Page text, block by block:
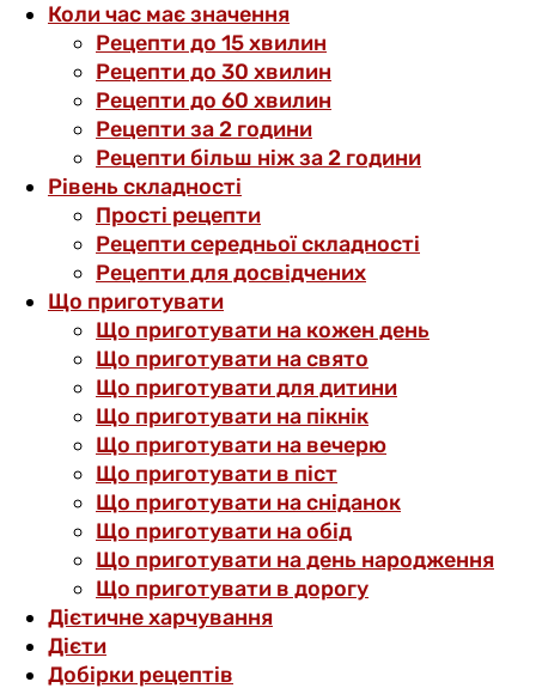
Коли час має значення
Рецепти до 15 хвилин
Рецепти до 30 хвилин
Рецепти до 60 хвилин
Рецепти за 2 години
Рецепти більш ніж за 2 години
Рівень складності
Прості рецепти
Рецепти середньої складності
Рецепти для досвідчених
Що приготувати
Що приготувати на кожен день
Що приготувати на свято
Що приготувати для дитини
Що приготувати на пікнік
Що приготувати на вечерю
Що приготувати в піст
Що приготувати на сніданок
Що приготувати на обід
Що приготувати на день народження
Що приготувати в дорогу
Дієтичне харчування
Дієти
Добірки рецептів